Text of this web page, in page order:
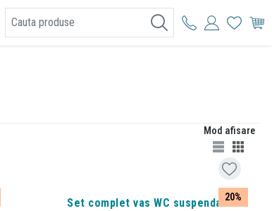
Mod afisare
20%
Set complet vas WC suspendat